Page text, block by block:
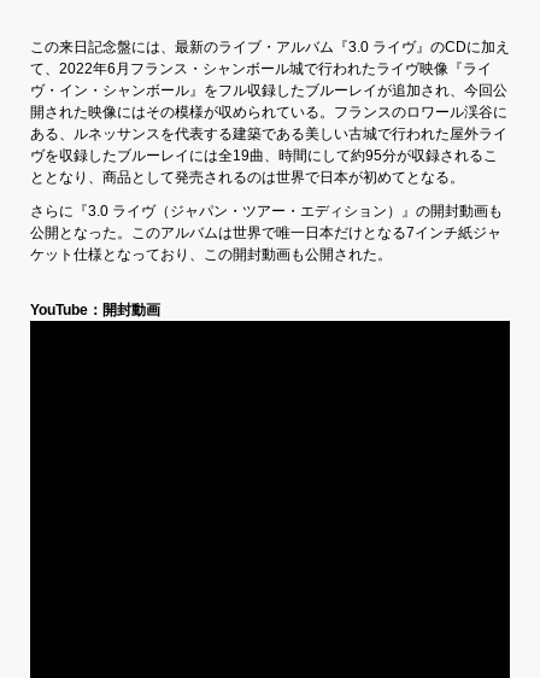
この来日記念盤には、最新のライブ・アルバム『3.0 ライヴ』のCDに加え
て、2022年6月フランス・シャンボール城で行われたライヴ映像『ライ
ヴ・イン・シャンボール』をフル収録したブルーレイが追加され、今回公
開された映像にはその模様が収められている。フランスのロワール渓谷に
ある、ルネッサンスを代表する建築である美しい古城で行われた屋外ライ
ヴを収録したブルーレイには全19曲、時間にして約95分が収録されるこ
ととなり、商品として発売されるのは世界で日本が初めてとなる。
さらに『3.0 ライヴ（ジャパン・ツアー・エディション）』の開封動画も
公開となった。このアルバムは世界で唯一日本だけとなる7インチ紙ジャ
ケット仕様となっており、この開封動画も公開された。
YouTube：開封動画